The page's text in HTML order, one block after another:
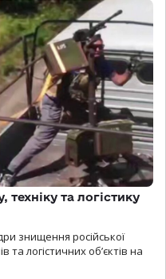
техніку та логістику
знищення російської
та логістичних об’єктів на